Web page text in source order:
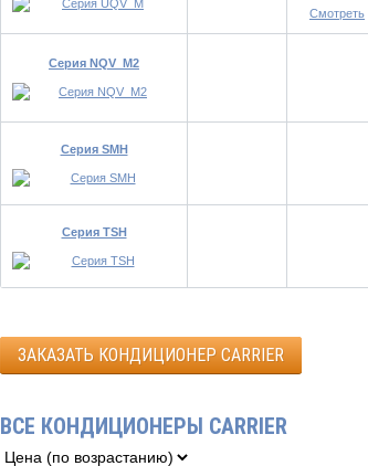
Смотреть
Серия NQV_M2
Серия SMH
Серия TSH
ЗАКАЗАТЬ КОНДИЦИОНЕР CARRIER
ВСЕ КОНДИЦИОНЕРЫ CARRIER